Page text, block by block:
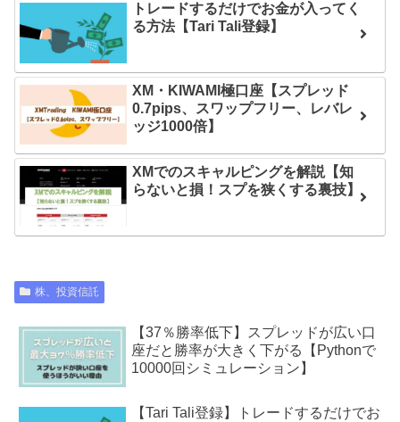
トレードするだけでお金が入ってく
る方法【Tari Tali登録】
XM・KIWAMI極口座【スプレッド
0.7pips、スワップフリー、レバレ
ッジ1000倍】
XMでのスキャルピングを解説【知
らないと損！スプを狭くする裏技】
株、投資信託
【37％勝率低下】スプレッドが広い口
座だと勝率が大きく下がる【Pythonで
10000回シミュレーション】
【Tari Tali登録】トレードするだけでお